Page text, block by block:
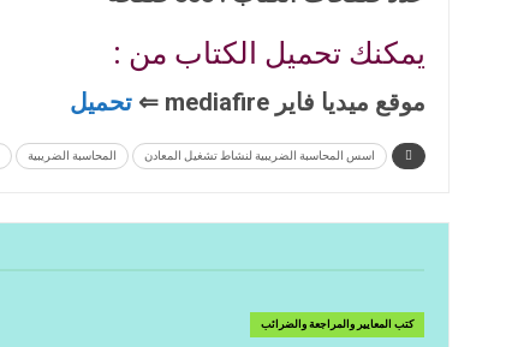
يمكنك تحميل الكتاب من :
موقع ميديا فاير mediafire ⇐ تحميل
اسس المحاسبة الضريبية لنشاط تشغيل المعادن المحاسبة الضريبية
كتب المعايير والمراجعة والضرائب